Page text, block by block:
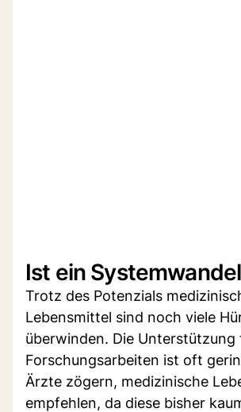
Ist ein
Trotz des Potenzials
Lebensmittel sind noch viele
überwinden. Die Unterstützung
Forschungsarbeiten ist oft
Ärzte zögern, medizinische
empfehlen, da diese bisher